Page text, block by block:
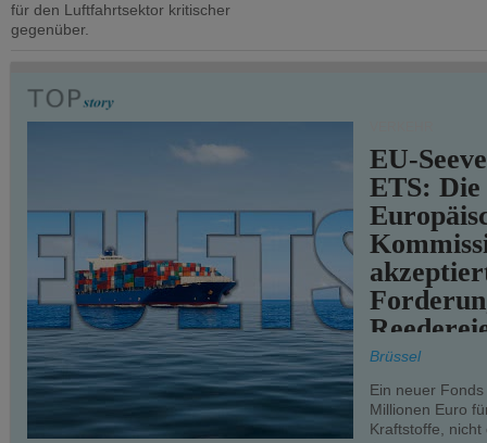
für den Luftfahrtsektor kritischer
gegenüber.
EU-
ETS: Die
teilweise.
Brüssel
Ein neuer
Millionen Euro
Kraftstoffe, nicht